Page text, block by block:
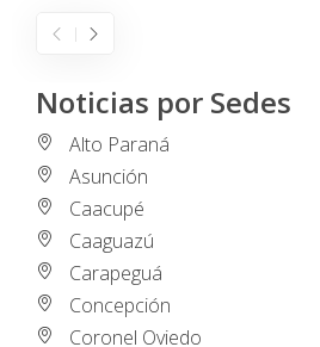
Noticias por Sedes
Alto Paraná
Asunción
Caacupé
Caaguazú
Carapeguá
Concepción
Coronel Oviedo